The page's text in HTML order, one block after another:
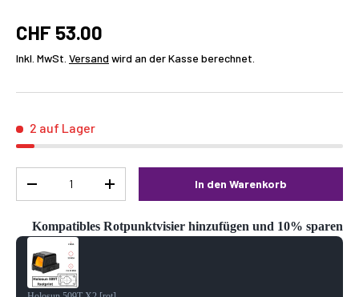
CHF 53.00
Inkl. MwSt. Versand wird an der Kasse berechnet.
2 auf Lager
-
+ In den Warenkorb
Kompatibles Rotpunktvisier hinzufügen und 10% sparen
Use the Previous and Next buttons to navigate through product